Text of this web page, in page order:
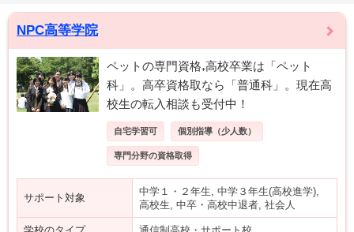
NPC高等学院
ペットの専門資格₊高校卒業は「ペット
科」。高卒資格取なら「普通科」。現在高
校生の転入相談も受付中！
自宅学習可 個別指導（少人数）
専門分野の資格取得
サポート対象
中学１・２年生, 中学３年生(高校進学),
高校生, 中卒・高校中退者, 社会人